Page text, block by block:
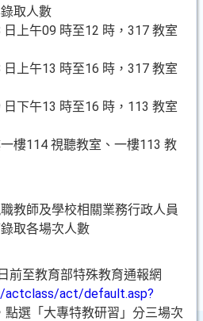
取人數
上午09 時至12 時，317 教室
上午13 時至16 時，317 教室
下午13 時至16 時，113 教室
樓114 視聽教室、一樓113 教
教師及學校相關業務行政人員
取各場次人數
前至教育部特殊教育通報網
actclass/act/default.asp?
點選「大專特教研習」分三場次